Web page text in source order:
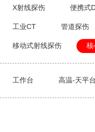
X射线探伤 便携式
工业CT 管道探伤
移动式射线探伤 核
工作台 高温-天平台